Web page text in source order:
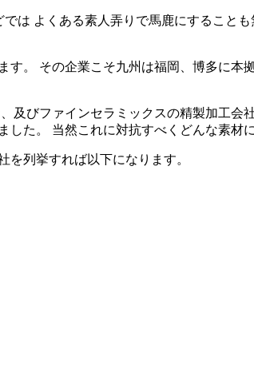
は よくある素人弄りで馬鹿にすること
す。 その企業こそ九州は福岡、博多に本
及びファインセラミックスの精製加工
た。 当然これに対抗すべくどんな素材
を列挙すれば以下になります。